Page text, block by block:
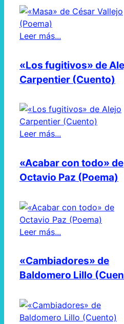
Leer más...
«Los fugitivos» de
Carpentier (Cuento)
Leer más...
«Acabar con todo» de
Octavio Paz (Poema)
Leer más...
«Cambiadores» de
Baldomero Lillo